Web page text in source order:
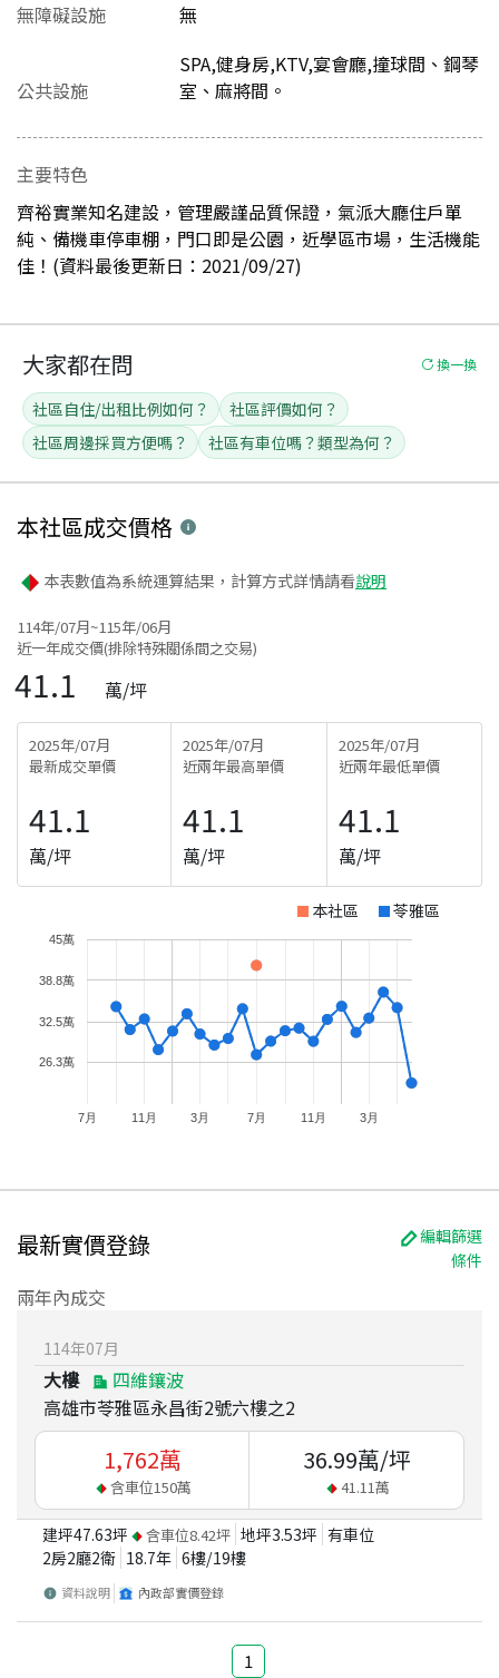
無障礙設施
無
公共設施
SPA,健身房,KTV,宴會廳,撞球間、鋼琴
室、麻將間。
主要特色
齊裕實業知名建設，管理嚴謹品質保證，氣派大廳住戶單
純、備機車停車棚，門口即是公園，近學區市場，生活機能
佳！(資料最後更新日：2021/09/27)
大家都在問 換一換
社區自住/出租比例如何？
社區評價如何？
社區周邊採買方便嗎？
社區有車位嗎？類型為何？
本社區成交價格
本表數值為系統運算結果，計算方式詳情請看說明
114年/07月~115年/06月
近一年成交價(排除特殊關係間之交易)
41.1 萬/坪
2025年/07月
最新成交單價
41.1
萬/坪
2025年/07月
近兩年最高單價
41.1
萬/坪
2025年/07月
近兩年最低單價
41.1
萬/坪
本社區 苓雅區
7月 11月 3月 7月 11月 3月
26.3萬
32.5萬
38.8萬
45萬
最新實價登錄
編輯篩選
條件
兩年內成交
114年07月
大樓
四維鑲波
高雄市苓雅區永昌街2號六樓之2
1,762萬
含車位150萬
36.99萬/坪
41.11萬
建坪47.63坪 含車位8.42坪 地坪3.53坪 有車位
2房2廳2衛 18.7年 6樓/19樓
資料說明 內政部實價登錄
1